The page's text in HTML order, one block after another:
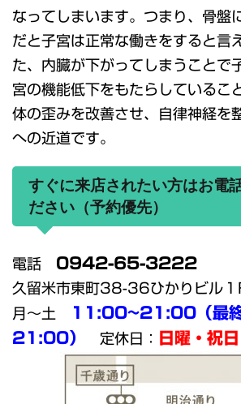
なってしまいます。つまり、骨盤
だと子宮は正常な働きをすると言
た、内臓が下がってしまうことで
宮の機能低下をもたらしているこ
体の歪みを改善させ、自律神経を
への近道です。
すぐに来店されたい方はお電
ださい（予約優先）
電話 0942-65-3222
久留米市東町38-36ひかりビル
月～土
11:00~21:00（最
21:00）
定休日： 日曜・祝日